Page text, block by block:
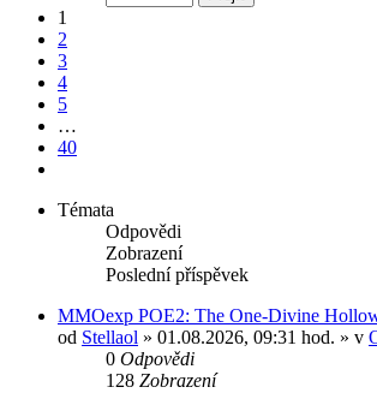
z
40
1
2
3
4
5
…
40
Témata
Odpovědi
Zobrazení
Poslední příspěvek
MMOexp POE2: The One-Divine
od Stellaol » 01.08.2026, 09:31 hod. » v
0 Odpovědi
128 Zobrazení